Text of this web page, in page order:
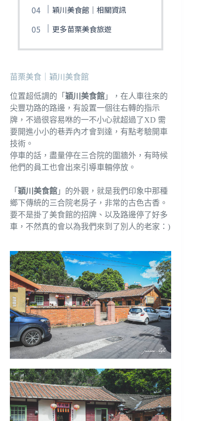
穎川美食館｜相關資訊
更多苗栗美食旅遊
苗栗美食｜穎川美食館
位置超低調的「 穎川美食館 」，在人車往來的
尖豐功路的路邊，有設置一個往右轉的指示
牌，不過很容易咻的一不小心就超過了XD 需
要開進小小的巷弄內才會到達，有點考驗開車
技術。
停車的話，盡量停在三合院的圍牆外，有時候
他們的員工也會出來引導車輛停放。
「 穎川美食館 」的外觀，就是我們印象中那種
鄉下傳統的三合院老房子，非常的古色古香。
要不是掛了美食館的招牌、以及路邊停了好多
車，不然真的會以為我們來到了別人的老家：)